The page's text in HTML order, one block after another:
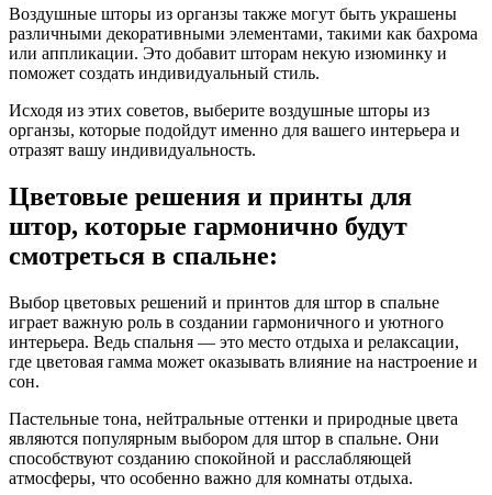
Воздушные шторы из органзы также могут быть украшены
различными декоративными элементами, такими как бахрома
или аппликации. Это добавит шторам некую изюминку и
поможет создать индивидуальный стиль.
Исходя из этих советов, выберите воздушные шторы из
органзы, которые подойдут именно для вашего интерьера и
отразят вашу индивидуальность.
Цветовые решения и принты для
штор, которые гармонично будут
смотреться в спальне:
Выбор цветовых решений и принтов для штор в спальне
играет важную роль в создании гармоничного и уютного
интерьера. Ведь спальня — это место отдыха и релаксации,
где цветовая гамма может оказывать влияние на настроение и
сон.
Пастельные тона, нейтральные оттенки и природные цвета
являются популярным выбором для штор в спальне. Они
способствуют созданию спокойной и расслабляющей
атмосферы, что особенно важно для комнаты отдыха.